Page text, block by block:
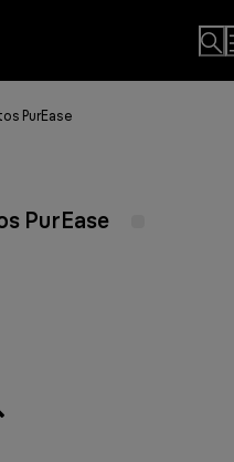
PurEase
PurEase